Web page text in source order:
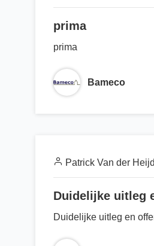
prima
prima
Bameco
Patrick Van der
Duidelijke uitleg
Duidelijke uitleg en